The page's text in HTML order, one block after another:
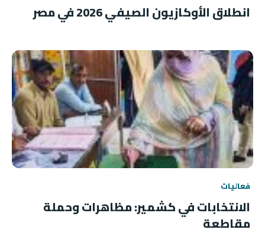
انطلاق الأوكازيون الصيفي 2026 في مصر
فعاليات
الانتخابات في كشمير: مظاهرات وحملة
مقاطعة